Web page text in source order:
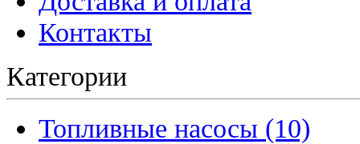
Контакты
Категории
Топливные насосы (10)